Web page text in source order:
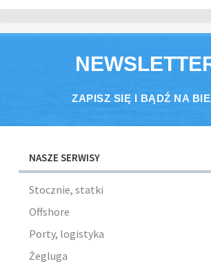
ZAPISZ SIĘ I BĄDŹ NA
NASZE SERWISY
Stocznie, statki
Offshore
Porty, logistyka
Żegluga